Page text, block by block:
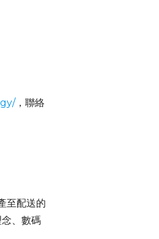
，聯絡
至配送的
、數碼